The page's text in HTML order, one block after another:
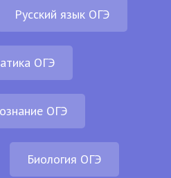
Русский язык ОГЭ
ОГЭ
ОГЭ
Биология ОГЭ